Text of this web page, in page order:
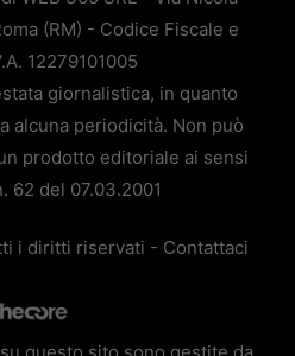
(RM) - Codice Fiscale e
12279101005
giornalistica, in quanto
alcuna periodicità. Non può
prodotto editoriale ai sensi
62 del 07.03.2001
i diritti riservati - Contattaci